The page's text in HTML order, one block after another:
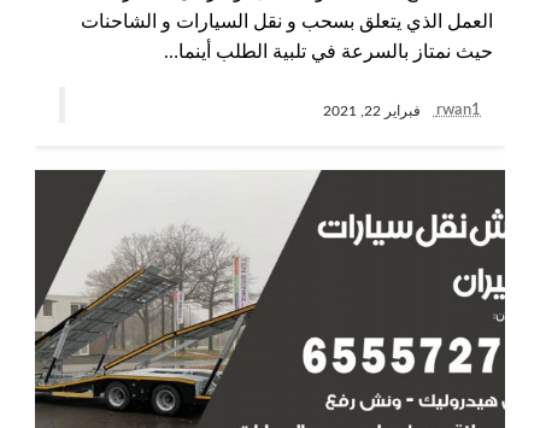
العمل الذي يتعلق بسحب و نقل السيارات و الشاحنات
حيث نمتاز بالسرعة في تلبية الطلب أينما…
rwan1 فبراير 22, 2021